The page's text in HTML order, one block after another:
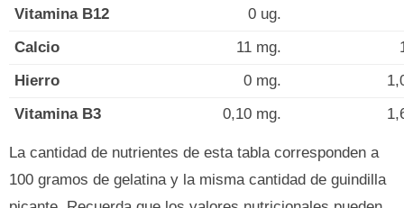
Vitamina B12
0 ug.
Calcio
11 mg.
Hierro
0 mg.
Vitamina B3
0,10 mg.
La cantidad de nutrientes de esta tabla corresponden a
100 gramos de gelatina y la misma cantidad de guindilla